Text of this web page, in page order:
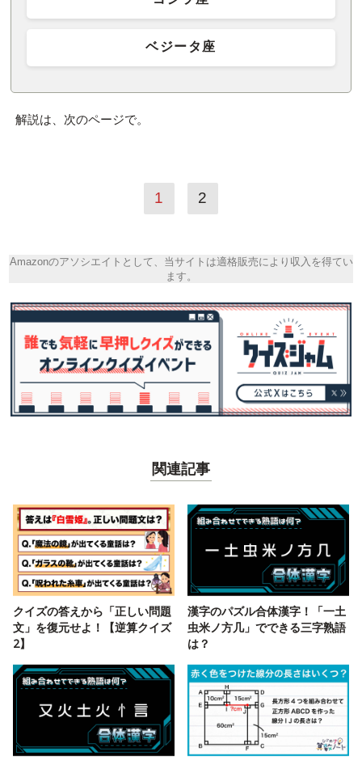
ベジータ座
解説は、次のページで。
1 2
Amazonのアソシエイトとして、当サイトは適格販売により収入を得てい
ます。
関連記事
クイズの答えから「正しい問題
文」を復元せよ！【逆算クイズ
2】
漢字のパズル合体漢字！「一土
虫米ノ方几」でできる三字熟語
は？